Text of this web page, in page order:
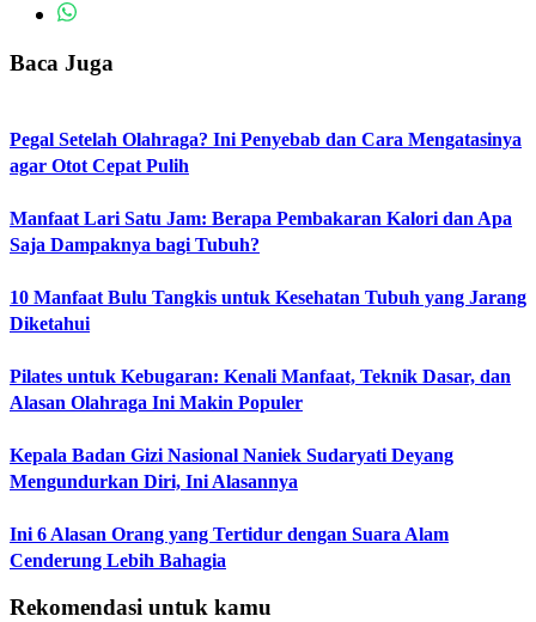
Baca Juga
Pegal Setelah Olahraga? Ini Penyebab dan Cara Mengatasinya
agar Otot Cepat Pulih
Manfaat Lari Satu Jam: Berapa Pembakaran Kalori dan Apa
Saja Dampaknya bagi Tubuh?
10 Manfaat Bulu Tangkis untuk Kesehatan Tubuh yang Jarang
Diketahui
Pilates untuk Kebugaran: Kenali Manfaat, Teknik Dasar, dan
Alasan Olahraga Ini Makin Populer
Kepala Badan Gizi Nasional Naniek Sudaryati Deyang
Mengundurkan Diri, Ini Alasannya
Ini 6 Alasan Orang yang Tertidur dengan Suara Alam
Cenderung Lebih Bahagia
Rekomendasi untuk kamu